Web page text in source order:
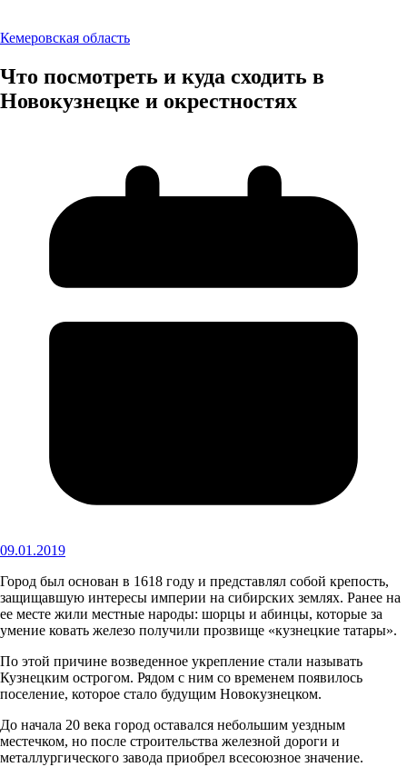
Кемеровская область
Что посмотреть и куда сходить в
Новокузнецке и окрестностях
09.01.2019
Город был основан в 1618 году и представлял собой крепость,
защищавшую интересы империи на сибирских землях. Ранее на
ее месте жили местные народы: шорцы и абинцы, которые за
умение ковать железо получили прозвище «кузнецкие татары».
По этой причине возведенное укрепление стали называть
Кузнецким острогом. Рядом с ним со временем появилось
поселение, которое стало будущим Новокузнецком.
До начала 20 века город оставался небольшим уездным
местечком, но после строительства железной дороги и
металлургического завода приобрел всесоюзное значение.